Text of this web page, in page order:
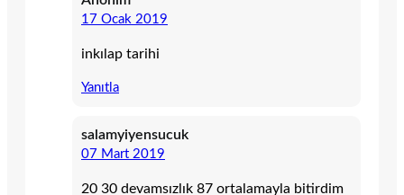
17 Ocak 2019
inkılap tarihi
Yanıtla
salamyiyensucuk
07 Mart 2019
20 30 devamsızlık 87 ortalamayla bitirdim